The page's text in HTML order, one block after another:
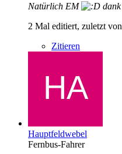
Natürlich EM dank
2 Mal editiert, zuletzt von
Zitieren
Hauptfeldwebel
Fernbus-Fahrer